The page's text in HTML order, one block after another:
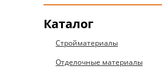
Каталог
Стройматериалы
Отделочные материалы